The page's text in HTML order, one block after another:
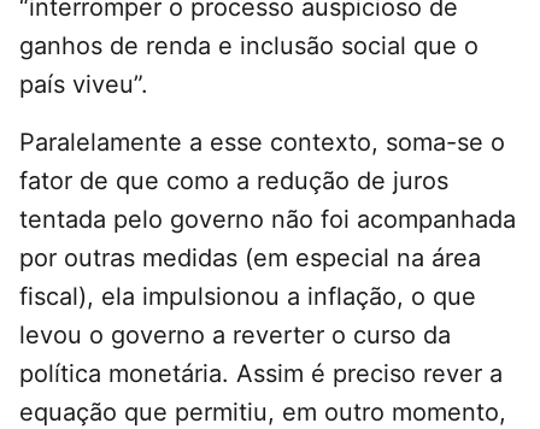
“interromper o processo auspicioso de
ganhos de renda e inclusão social que o
país viveu”.
Paralelamente a esse contexto, soma-se o
fator de que como a redução de juros
tentada pelo governo não foi acompanhada
por outras medidas (em especial na área
fiscal), ela impulsionou a inflação, o que
levou o governo a reverter o curso da
política monetária. Assim é preciso rever a
equação que permitiu, em outro momento,